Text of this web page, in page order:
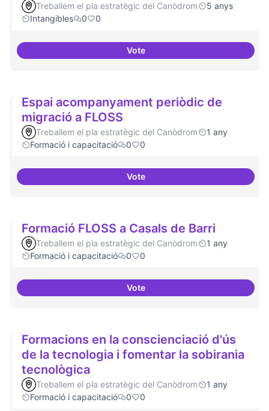
Treballem el pla estratègic del Canòdrom
5 anys
Intangibles
0 0
VoteEspai punter en innovació
Espai acompanyament periòdic de
migració a FLOSS
Treballem el pla estratègic del Canòdrom
1 any
Formació i capacitació
0 0
VoteEspai acompanyament periòdic
Formació FLOSS a Casals de Barri
Treballem el pla estratègic del Canòdrom
1 any
Formació i capacitació
0 0
VoteFormació FLOSS a Casals de
Formacions en la conscienciació d'ús
de la tecnologia i fomentar la sobirania
tecnològica
Treballem el pla estratègic del Canòdrom
1 any
Formació i capacitació
0 0